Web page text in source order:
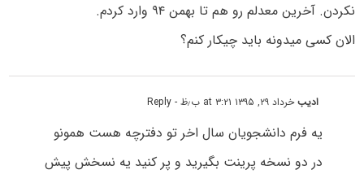
نکردن. آخرین معدلم رو هم تا بهمن ۹۴ وارد کردم.
الان کسی میدونه باید چیکار کنم؟
ادیبخرداد ۲۹, ۱۳۹۵ at ۳:۲۱ ب٫ظ - Reply
یه فرم دانشجویان سال اخر تو دفترچه هست همونو
در دو نسخه پرینت بگیرید و پر کنید یه نسخش پیش